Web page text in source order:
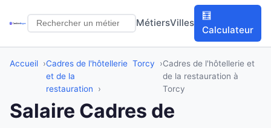
MétiersVilles
🧮
Calculateur
Accueil
Cadres de l'hôtellerie
et de la
restauration
Torcy
Cadres de l'hôtellerie et
de la restauration à
Torcy
Salaire Cadres de